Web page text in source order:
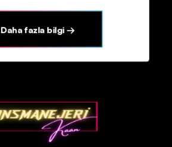
Daha fazla bilgi →